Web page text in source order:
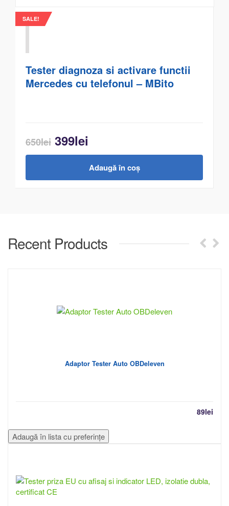
SALE!
Tester diagnoza si activare functii
Mercedes cu telefonul – MBito
650lei 399lei
Adaugă în coș
Recent Products
Adaptor Tester Auto OBDeleven
89lei
Adaugă în lista cu preferințe